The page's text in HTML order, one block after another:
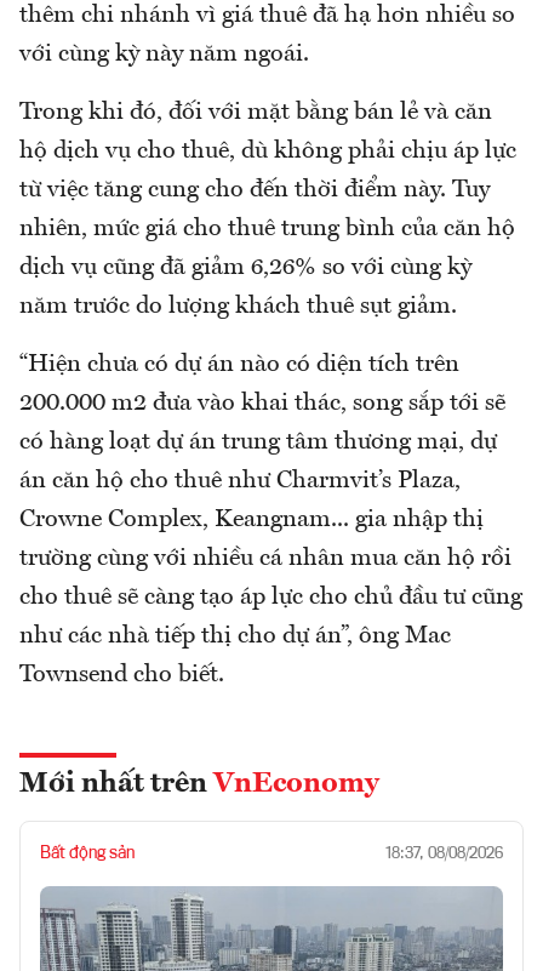
thêm chi nhánh vì giá thuê đã hạ hơn nhiều so
với cùng kỳ này năm ngoái.
Trong khi đó, đối với mặt bằng bán lẻ và căn
hộ dịch vụ cho thuê, dù không phải chịu áp lực
từ việc tăng cung cho đến thời điểm này. Tuy
nhiên, mức giá cho thuê trung bình của căn hộ
dịch vụ cũng đã giảm 6,26% so với cùng kỳ
năm trước do lượng khách thuê sụt giảm.
“Hiện chưa có dự án nào có diện tích trên
200.000 m2 đưa vào khai thác, song sắp tới sẽ
có hàng loạt dự án trung tâm thương mại, dự
án căn hộ cho thuê như Charmvit’s Plaza,
Crowne Complex, Keangnam... gia nhập thị
trường cùng với nhiều cá nhân mua căn hộ rồi
cho thuê sẽ càng tạo áp lực cho chủ đầu tư cũng
như các nhà tiếp thị cho dự án”, ông Mac
Townsend cho biết.
Mới nhất trên VnEconomy
Bất động sản 18:37, 08/08/2026